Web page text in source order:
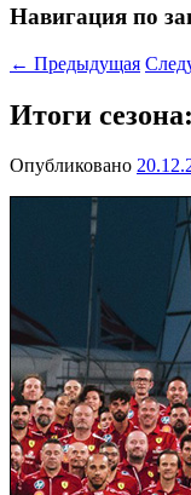
Навигация по
← Предыдущая
Итоги
Опубликовано